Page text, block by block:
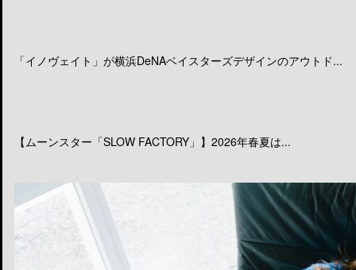
「イノヴェイト」が横浜DeNAベイスターズデザインのアウトド...
【ムーンスター「SLOW FACTORY」】2026年春夏は...